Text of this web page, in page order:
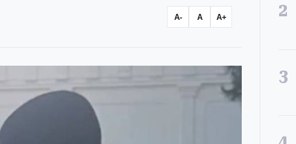
A- A A+ 2
3